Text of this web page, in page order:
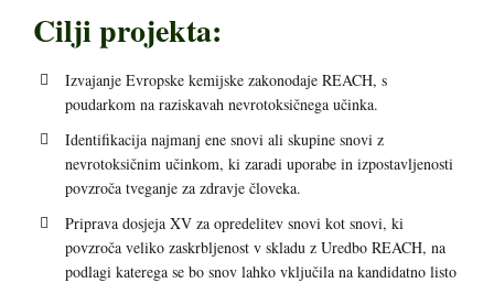
Cilji projekta:
Izvajanje Evropske kemijske zakonodaje REACH, s
poudarkom na raziskavah nevrotoksičnega učinka.
Identifikacija najmanj ene snovi ali skupine snovi z
nevrotoksičnim učinkom, ki zaradi uporabe in izpostavljenosti
povzroča tveganje za zdravje človeka.
Priprava dosjeja XV za opredelitev snovi kot snovi, ki
povzroča veliko zaskrbljenost v skladu z Uredbo REACH, na
podlagi katerega se bo snov lahko vključila na kandidatno listo